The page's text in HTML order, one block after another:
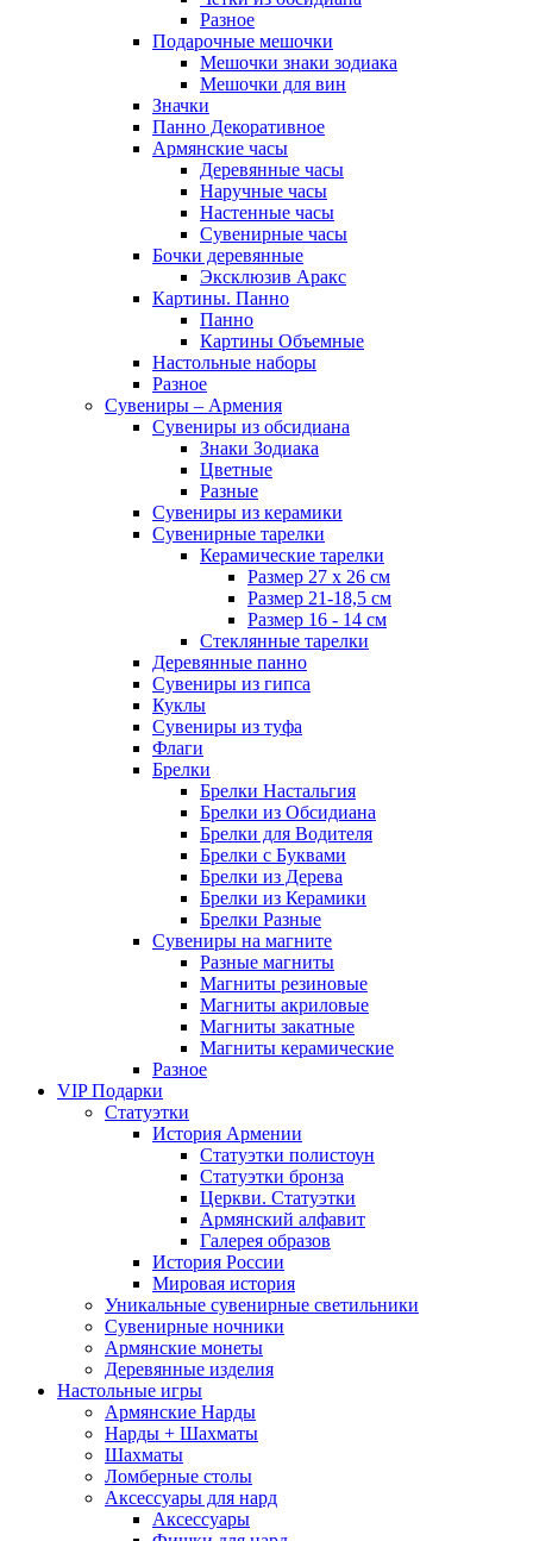
Разное
Подарочные мешочки
Мешочки знаки зодиака
Мешочки для вин
Значки
Панно Декоративное
Армянские часы
Деревянные часы
Наручные часы
Настенные часы
Сувенирные часы
Бочки деревянные
Эксклюзив Аракс
Картины. Панно
Панно
Картины Объемные
Настольные наборы
Разное
Сувениры – Армения
Сувениры из обсидиана
Знаки Зодиака
Цветные
Разные
Сувениры из керамики
Сувенирные тарелки
Керамические тарелки
Размер 27 х 26 см
Размер 21-18,5 см
Размер 16 - 14 см
Стеклянные тарелки
Деревянные панно
Сувениры из гипса
Куклы
Сувениры из туфа
Флаги
Брелки
Брелки Настальгия
Брелки из Обсидиана
Брелки для Водителя
Брелки с Буквами
Брелки из Дерева
Брелки из Керамики
Брелки Разные
Сувениры на магните
Разные магниты
Магниты резиновые
Магниты акриловые
Магниты закатные
Магниты керамические
Разное
VIP Подарки
Статуэтки
История Армении
Статуэтки полистоун
Статуэтки бронза
Церкви. Статуэтки
Армянский алфавит
Галерея образов
История России
Мировая история
Уникальные сувенирные светильники
Сувенирные ночники
Армянские монеты
Деревянные изделия
Настольные игры
Армянские Нарды
Нарды + Шахматы
Шахматы
Ломберные столы
Аксессуары для нард
Аксессуары